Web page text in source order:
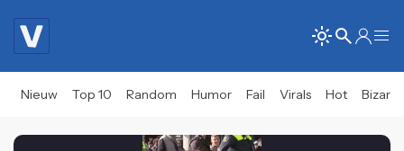
Nieuw Top 10 Random Humor Fail Virals Hot Bizar